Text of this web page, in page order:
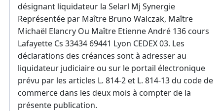
désignant liquidateur la Selarl Mj Synergie
Représentée par Maître Bruno Walczak, Maître
Michaël Elancry Ou Maître Etienne André 136 cours
Lafayette Cs 33434 69441 Lyon CEDEX 03. Les
déclarations des créances sont à adresser au
liquidateur judiciaire ou sur le portail électronique
prévu par les articles L. 814-2 et L. 814-13 du code de
commerce dans les deux mois à compter de la
présente publication.